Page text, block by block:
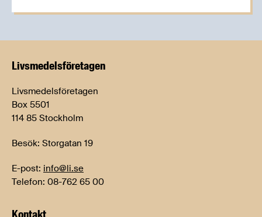
Livsmedels­företagen
Livsmedelsföretagen
Box 5501
114 85 Stockholm
Besök: Storgatan 19
E-post: info@li.se
Telefon: 08-762 65 00